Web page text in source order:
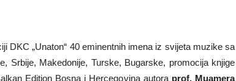
DKC „Unaton“ 40 eminentnih imena iz svijeta muzike sa
Srbije, Makedonije, Turske, Bugarske, promocija knjige
Edition Bosna i Hercegovina autora prof. Muamera